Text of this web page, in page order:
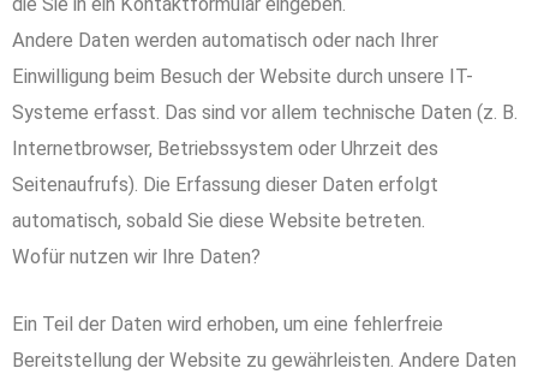
Andere Daten werden automatisch oder nach Ihrer
Einwilligung beim Besuch der Website durch unsere IT-
Systeme erfasst. Das sind vor allem technische Daten (z. B.
Internetbrowser, Betriebssystem oder Uhrzeit des
Seitenaufrufs). Die Erfassung dieser Daten erfolgt
automatisch, sobald Sie diese Website betreten.
Wofür nutzen wir Ihre Daten?
Ein Teil der Daten wird erhoben, um eine fehlerfreie
Bereitstellung der Website zu gewährleisten. Andere Daten